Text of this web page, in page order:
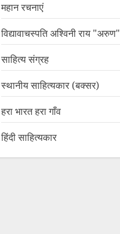
महान रचनाएं
विद्यावाचस्पति अश्विनी राय "अरुण"
साहित्य संग्रह
स्थानीय साहित्यकार (बक्सर)
हरा भारत हरा गाँव
हिंदी साहित्यकार